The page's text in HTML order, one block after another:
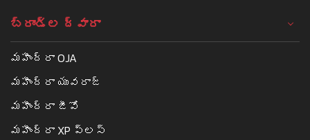
బ్రాండ్ల ద్వారా
మహీంద్రా OJA
మహీంద్రా యువరాజ్
మహీంద్రా జీవో
మహీంద్రా XP ప్లస్